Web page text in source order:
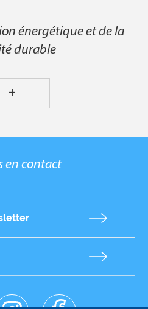
énergétique et de la
durable
+
en contact
facebo